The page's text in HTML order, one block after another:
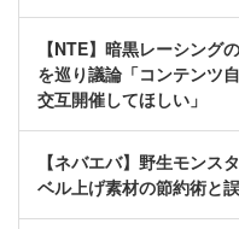
【NTE】暗黒レーシング
を巡り議論「コンテンツ
交互開催してほしい」
【ネバエバ】野生モンス
ベル上げ素材の節約術と